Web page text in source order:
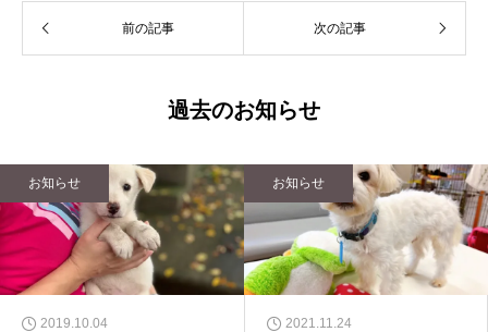
前の記事 次の記事
過去のお知らせ
お知らせ
2019.10.04
お知らせ
2021.11.24